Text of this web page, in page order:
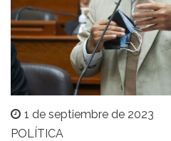
1 de septiembre de 2023
POLÍTICA